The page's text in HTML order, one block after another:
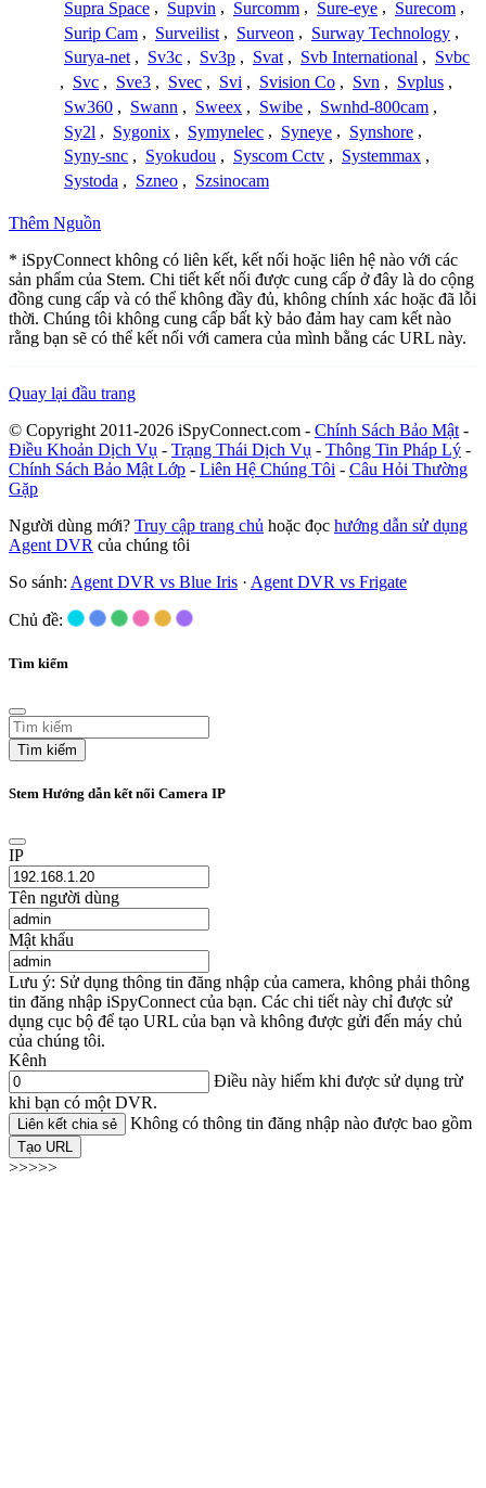
Supra Space , Supvin , Surcomm , Sure-eye , Surecom ,
Surip Cam , Surveilist , Surveon , Surway Technology ,
Surya-net , Sv3c , Sv3p , Svat , Svb International , Svbc
, Svc , Sve3 , Svec , Svi , Svision Co , Svn , Svplus ,
Sw360 , Swann , Sweex , Swibe , Swnhd-800cam ,
Sy2l , Sygonix , Symynelec , Syneye , Synshore ,
Syny-snc , Syokudou , Syscom Cctv , Systemmax ,
Systoda , Szneo , Szsinocam
Thêm Nguồn
* iSpyConnect không có liên kết, kết nối hoặc liên hệ nào với các
sản phẩm của Stem. Chi tiết kết nối được cung cấp ở đây là do cộng
đồng cung cấp và có thể không đầy đủ, không chính xác hoặc đã lỗi
thời. Chúng tôi không cung cấp bất kỳ bảo đảm hay cam kết nào
rằng bạn sẽ có thể kết nối với camera của mình bằng các URL này.
Quay lại đầu trang
© Copyright 2011-2026 iSpyConnect.com - Chính Sách Bảo Mật -
Điều Khoản Dịch Vụ - Trạng Thái Dịch Vụ - Thông Tin Pháp Lý -
Chính Sách Bảo Mật Lớp - Liên Hệ Chúng Tôi - Câu Hỏi Thường
Gặp
Người dùng mới? Truy cập trang chủ hoặc đọc hướng dẫn sử dụng
Agent DVR của chúng tôi
So sánh: Agent DVR vs Blue Iris · Agent DVR vs Frigate
Chủ đề:
Tìm kiếm
Tìm kiếm
Stem Hướng dẫn kết nối Camera IP
IP
Tên người dùng
Mật khẩu
Lưu ý: Sử dụng thông tin đăng nhập của camera, không phải thông
tin đăng nhập iSpyConnect của bạn. Các chi tiết này chỉ được sử
dụng cục bộ để tạo URL của bạn và không được gửi đến máy chủ
của chúng tôi.
Kênh
Điều này hiếm khi được sử dụng trừ
khi bạn có một DVR.
Liên kết chia sẻ Không có thông tin đăng nhập nào được bao gồm
Tạo URL
>>>>>